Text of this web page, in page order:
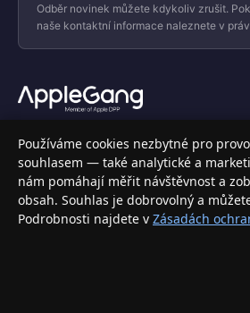
Odběr novinek můžete kdykoliv zrušit.
naše kontaktní informace naleznete v
Váš specializovaný obchod s Apple
elektronikou. Nakupujte bezpečně a s
INFORMACE
Doprava a doručení
Používáme cookies nezbytné pro
souhlasem — také analytické a
nám pomáhají měřit návštěvnost a
obsah. Souhlas je dobrovolný a
Podrobnosti najdete v Zásadách